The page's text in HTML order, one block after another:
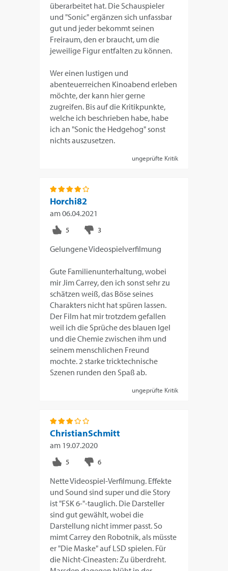
überarbeitet hat. Die Schauspieler
und "Sonic" ergänzen sich unfassbar
gut und jeder bekommt seinen
Freiraum, den er braucht, um die
jeweilige Figur entfalten zu können.
Wer einen lustigen und
abenteuerreichen Kinoabend erleben
möchte, der kann hier gerne
zugreifen. Bis auf die Kritikpunkte,
welche ich beschrieben habe, habe
ich an "Sonic the Hedgehog" sonst
nichts auszusetzen.
ungeprüfte Kritik
Horchi82
am06.04.2021
Gelungene Videospielverfilmung
Gute Familienunterhaltung, wobei
mir Jim Carrey, den ich sonst sehr zu
schätzen weiß, das Böse seines
Charakters nicht hat spüren lassen.
Der Film hat mir trotzdem gefallen
weil ich die Sprüche des blauen Igel
und die Chemie zwischen ihm und
seinem menschlichen Freund
mochte. 2 starke tricktechnische
Szenen runden den Spaß ab.
ungeprüfte Kritik
ChristianSchmitt
am 19.07.2020
Nette Videospiel-Verfilmung. Effekte
und Sound sind super und die Story
ist "FSK 6-"-tauglich. Die Darsteller
sind gut gewählt, wobei die
Darstellung nicht immer passt. So
mimt Carrey den Robotnik, als müsste
er "Die Maske" auf LSD spielen. Für
die Nicht-Cineasten: Zu überdreht.